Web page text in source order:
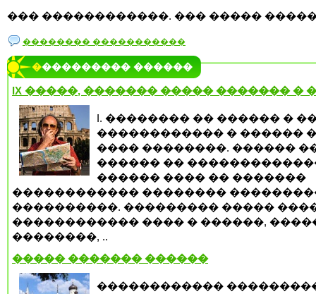
��� ������������. ��� �����
�������� �����������
���������� ������
IX �����, ������� ����� ������� �
I. �������� �� ������ �
������������ � ������
���� ��������. ������
������ ��
������ ���� �� �������
������������ ��������
����������. ��������� �����
������������ ���� � ������,
��������, ..
����� ������� ������
������������